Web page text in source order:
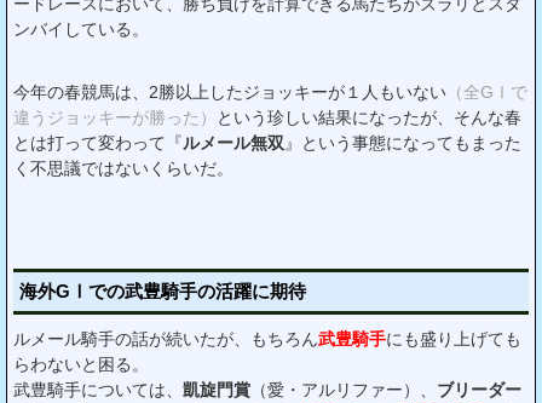
ンバイしている。
今年の春競馬は、2勝以上したジョッキーが１人もいない （全GⅠで
違うジョッキーが勝った）
という珍しい結果になったが、そんな春
とは打って変わって『ルメール無双 』という事態になってもまった
く不思議ではないくらいだ。
海外GⅠでの武豊騎手の活躍に期待
ルメール騎手の話が続いたが、もちろん武豊騎手にも盛り上げても
らわないと困る。
武豊騎手については、 凱旋門賞 （愛・アルリファー）、 ブリーダー